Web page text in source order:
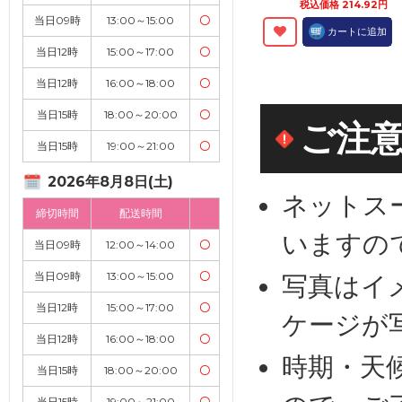
当日09時 13:00～15:00 〇
当日12時 15:00～17:00 〇
当日12時 16:00～18:00 〇
当日15時 18:00～20:00 〇
当日15時 19:00～21:00 〇
2026年8月8日(土)
締切時間 配送時間
当日09時 12:00～14:00 〇
当日09時 13:00～15:00 〇
当日12時 15:00～17:00 〇
当日12時 16:00～18:00 〇
当日15時 18:00～20:00 〇
税込価格 214.92円
カートに追加
ご注
ネットス
いますの
写真はイ
ケージが
時期・天